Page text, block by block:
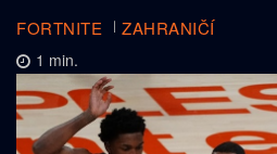
FORTNITE ZAHRANIČÍ
1 min.